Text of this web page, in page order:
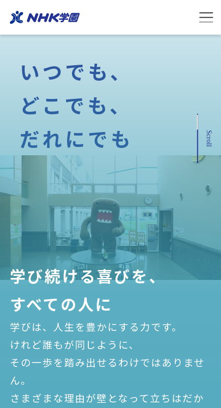
いつでも、
どこでも、
だれにでも
Scroll
学び続ける喜びを、
すべての人に
学びは、人生を豊かにする力です。
けれど誰もが同じように、
その一歩を踏み出せるわけではありませ
ん。
さまざまな理由が壁となって立ちはだか